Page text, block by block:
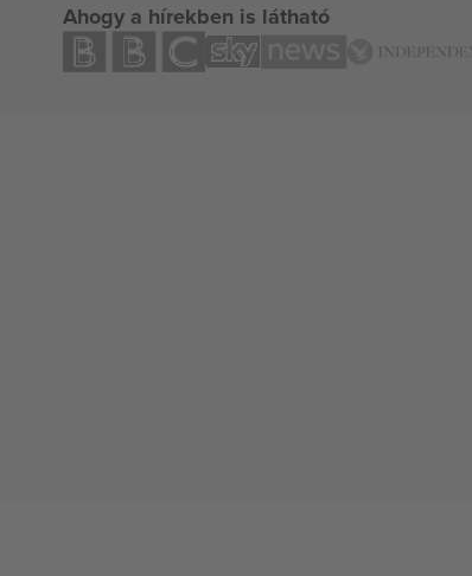
Ahogy a hírekben is látható